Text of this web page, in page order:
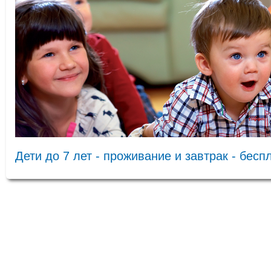
Дети до 7 лет - проживание и завтрак -